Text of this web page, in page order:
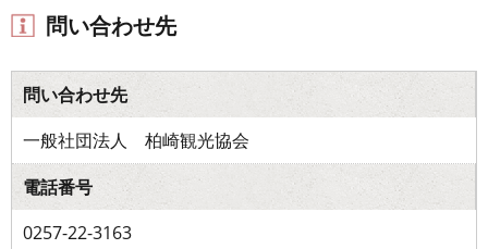
問い合わせ先
問い合わせ先
一般社団法人 柏崎観光協会
電話番号
0257-22-3163